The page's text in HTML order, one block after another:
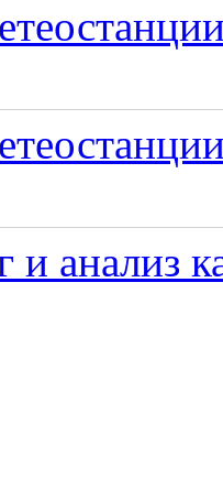
анализ